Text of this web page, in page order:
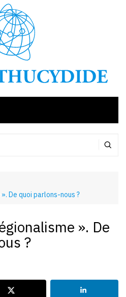
De quoi parlons-nous ?
». De
?